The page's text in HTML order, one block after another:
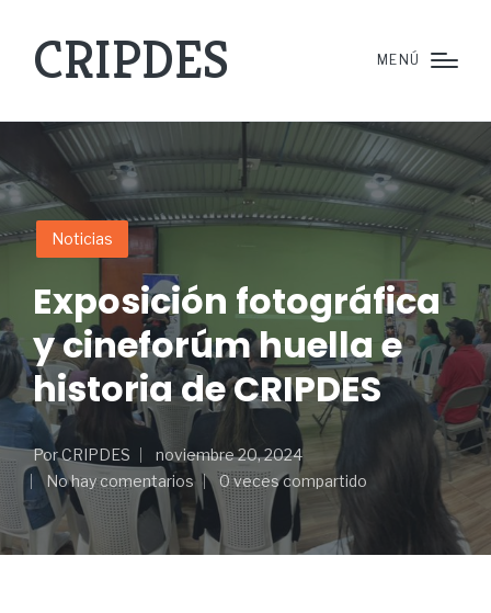
CRIPDES MENÚ
Noticias
Exposición fotográfica
y cineforúm huella e
historia de CRIPDES
PorCRIPDES
noviembre 20, 2024
No hay comentarios
0 veces compartido